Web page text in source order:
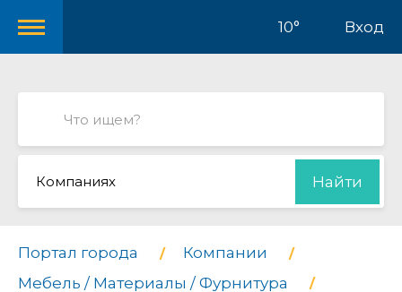
10° Вход
Компаниях Найти
Портал города
Компании
Мебель / Материалы / Фурнитура